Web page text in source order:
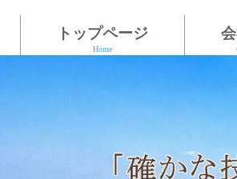
トップページ
Home